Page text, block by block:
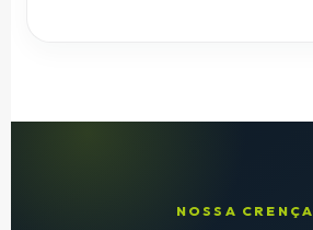
NOSSA CRENÇA